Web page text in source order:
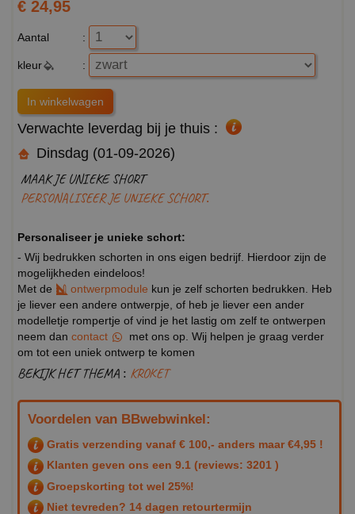
€ 24,95
Aantal :
kleur :
Verwachte leverdag bij je thuis :
Dinsdag (01-09-2026)
MAAK JE UNIEKE SHORT
PERSONALISEER JE UNIEKE SCHORT.
Personaliseer je unieke schort:
- Wij bedrukken schorten in ons eigen bedrijf. Hierdoor zijn de
mogelijkheden eindeloos!
Met de
ontwerpmodule kun je zelf schorten bedrukken. Heb
je liever een andere ontwerpje, of heb je liever een ander
modelletje rompertje of vind je het lastig om zelf te ontwerpen
neem dan contact
met ons op. Wij helpen je graag verder
om tot een uniek ontwerp te komen
BEKIJK HET THEMA : KROKET
Voordelen van BBwebwinkel:
Gratis verzending vanaf € 100,- anders maar €4,95 !
Klanten geven ons een 9.1 (reviews: 3201 )
Groepskorting tot wel 25%!
Niet tevreden? 14 dagen retourtermijn